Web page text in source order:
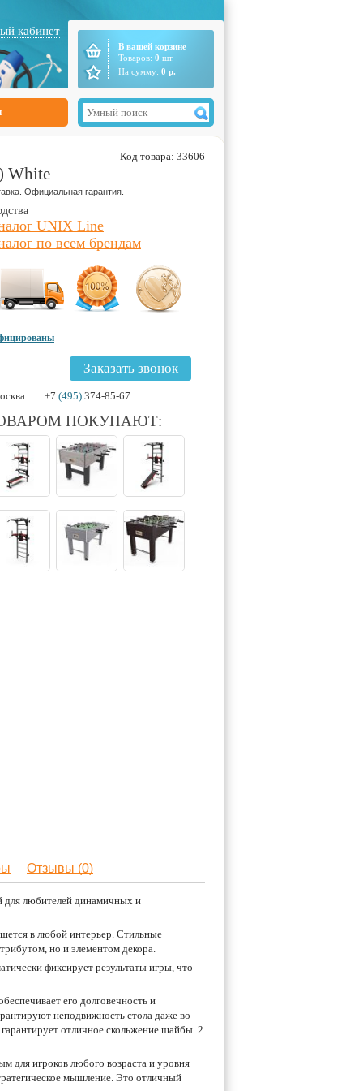
кабинет
В вашей корзине
Товаров: 0 шт.
На сумму: 0 р.
Код товара: 33606
White
Официальная гарантия.
UNIX Line
по всем брендам
Заказать звонок
+7 (495) 374-85-67
ПОКУПАЮТ:
Отзывы (0)
для любителей динамичных и
в любой интерьер. Стильные
но и элементом декора.
фиксирует результаты игры, что
его долговечность и
неподвижность стола даже во
отличное скольжение шайбы. 2
для игроков любого возраста и уровня
мышление. Это отличный